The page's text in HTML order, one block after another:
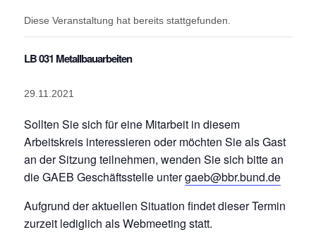
Diese Veranstaltung hat bereits stattgefunden.
LB 031 Metallbauarbeiten
29.11.2021
Sollten Sie sich für eine Mitarbeit in diesem
Arbeitskreis interessieren oder möchten Sie als Gast
an der Sitzung teilnehmen, wenden Sie sich bitte an
die GAEB Geschäftsstelle untergaeb@bbr.bund.de
Aufgrund der aktuellen Situation findet dieser Termin
zurzeit lediglich als Webmeeting statt.